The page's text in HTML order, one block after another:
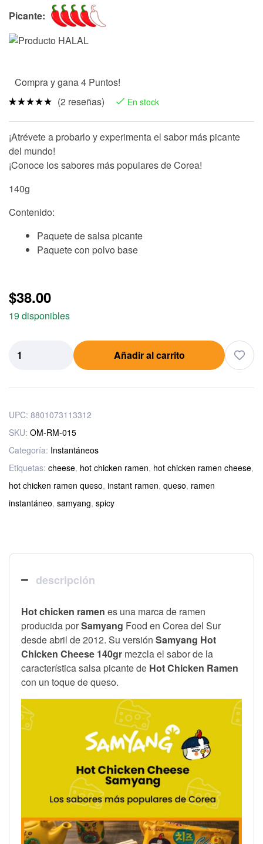
Picante:
Compra y gana 4 Puntos!
5.00
basado en
puntuacio
nes de
clientes
(2 reseñas) En stock
¡Atrévete a probarlo y experimenta el sabor más picante
del mundo!
¡Conoce los sabores más populares de Corea!
140g
Contenido:
Paquete de salsa picante
Paquete con polvo base
$38.00
19 disponibles
Añadir al carrito
UPC: 8801073113312
SKU: OM-RM-015
Categoría: Instantáneos
Etiquetas: cheese, hot chicken ramen, hot chicken ramen cheese,
hot chicken ramen queso, instant ramen, queso, ramen
instantáneo, samyang, spicy
descripción
Hot chicken ramen es una marca de ramen
producida porSamyang Food en Corea del Sur
desde abril de 2012. Su versión Samyang Hot
Chicken Cheese 140gr mezcla el sabor de la
característica salsa picante de Hot Chicken Ramen
con un toque de queso.